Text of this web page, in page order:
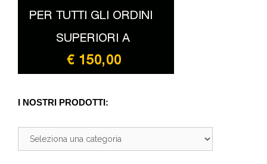
I NOSTRI PRODOTTI: